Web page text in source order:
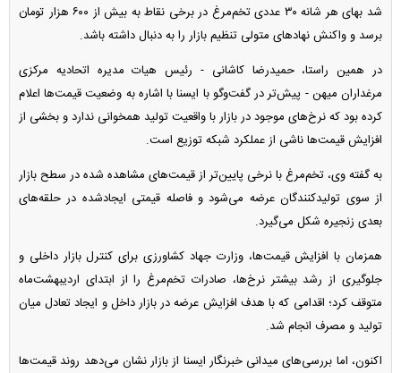
شد بهای هر شانه ۳۰ عددی تخم‌مرغ در برخی نقاط به بیش از ۶۰۰ هزار تومان
برسد و واکنش نهاد‌های متولی تنظیم بازار را به دنبال داشته باشد.
در همین راستا، حمیدرضا کاشانی - رئیس هیات مدیره اتحادیه مرکزی
مرغداران میهن - پیش‌تر در گفت‌و‌گو با ایسنا با اشاره به وضعیت قیمت‌ها اعلام
کرده بود که نرخ‌های موجود در بازار با واقعیت تولید همخوانی ندارد و بخشی از
افزایش قیمت‌ها ناشی از عملکرد شبکه توزیع است.
به گفته وی، تخم‌مرغ با نرخی پایین‌تر از قیمت‌های مشاهده شده در سطح بازار
از سوی تولیدکنندگان عرضه می‌شود و فاصله قیمتی ایجادشده در حلقه‌های
بعدی زنجیره شکل می‌گیرد.
همزمان با افزایش قیمت‌ها، وزارت جهاد کشاورزی برای کنترل بازار داخلی و
جلوگیری از رشد بیشتر نرخ‌ها، صادرات تخم‌مرغ را از ابتدای اردیبهشت‌ماه
متوقف کرد؛ اقدامی که با هدف افزایش عرضه در بازار داخل و ایجاد تعادل میان
تولید و مصرف انجام شد.
اکنون، اما بررسی‌های میدانی خبرنگار ایسنا از بازار نشان می‌دهد روند قیمت‌ها